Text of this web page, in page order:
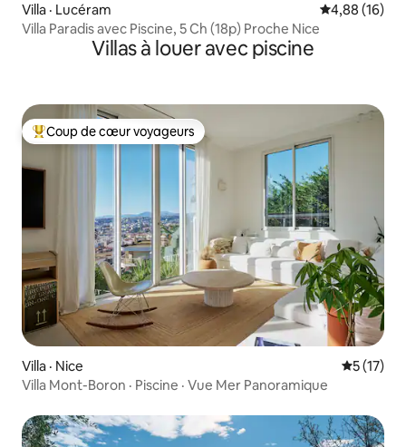
Villa · Lucéram Note
4,88 (16)
Villa Paradis avec Piscine, 5 Ch (18p) Proche Nice
Villas à louer avec piscine
Coup de cœur voyageurs parmi les plus aimés
Coup de cœur voyageurs
Villa · Nice Note
5 (17)
Villa Mont-Boron · Piscine · Vue Mer Panoramique